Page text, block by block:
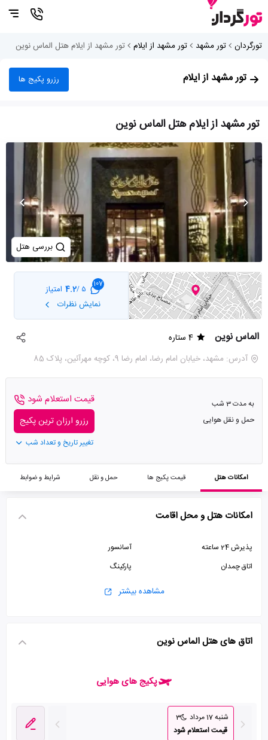
تورگردان تور مشهد تور مشهد از ایلام تور مشهد از ایلام هتل الماس نوین
تور مشهد از ایلام رزرو پکیج ها
تور مشهد از ایلام هتل الماس نوین
بررسی هتل
107
5 /
4.2 امتیاز
نمایش نظرات
الماس نوین
4 ستاره
آدرس: مشهد، خیابان امام رضا، امام رضا 9، کوچه مهرآئین، پلاک 85
به مدت 3 شب
حمل و نقل هوایی
قیمت استعلام شود
رزرو ارزان ترین پکیج
تغییر تاریخ و تعداد شب
امکانات هتل قیمت پکیج ها حمل و نقل شرایط و ضوابط
امکانات هتل و محل اقامت
پذیرش 24 ساعته
آسانسور
اتاق چمدان
پارکینگ
مشاهده بیشتر
اتاق های هتل الماس نوین
پکیج های هوایی
شنبه 17 مرداد
3
قیمت استعلام شود